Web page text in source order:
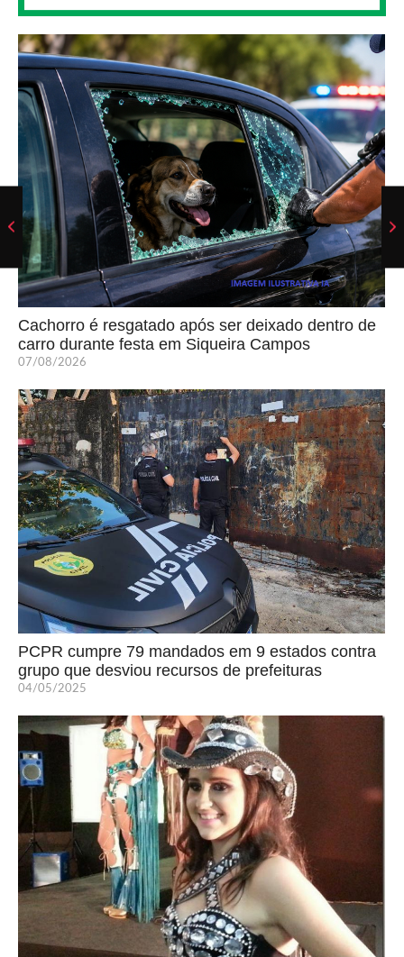
Cachorro é resgatado após ser deixado dentro de
carro durante festa em Siqueira Campos
07/08/2026
PCPR cumpre 79 mandados em 9 estados contra
grupo que desviou recursos de prefeituras
04/05/2025